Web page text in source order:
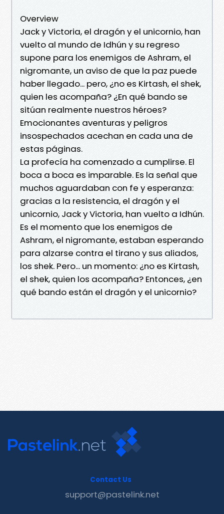
Overview
Jack y Victoria, el dragón y el unicornio, han
vuelto al mundo de Idhún y su regreso
supone para los enemigos de Ashram, el
nigromante, un aviso de que la paz puede
haber llegado... pero, ¿no es Kirtash, el shek,
quien les acompaña? ¿En qué bando se
sitúan realmente nuestros héroes?
Emocionantes aventuras y peligros
insospechados acechan en cada una de
estas páginas.
La profecía ha comenzado a cumplirse. El
boca a boca es imparable. Es la señal que
muchos aguardaban con fe y esperanza:
gracias a la resistencia, el dragón y el
unicornio, Jack y Victoria, han vuelto a Idhún.
Es el momento que los enemigos de
Ashram, el nigromante, estaban esperando
para alzarse contra el tirano y sus aliados,
los shek. Pero... un momento: ¿no es Kirtash,
el shek, quien los acompaña? Entonces, ¿en
qué bando están el dragón y el unicornio?
Contact Us
support@pastelink.net